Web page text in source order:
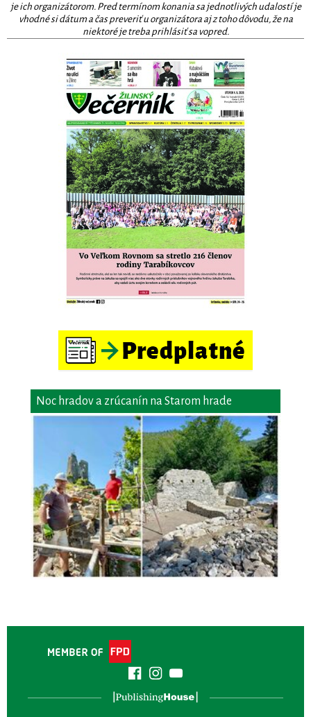
je ich organizátorom. Pred termínom konania sa jednotlivých udalostí je
vhodné si dátum a čas preveriť u organizátora aj z toho dôvodu, že na
niektoré je treba prihlásiť sa vopred.
Noc hradov a zrúcanín na Starom hrade